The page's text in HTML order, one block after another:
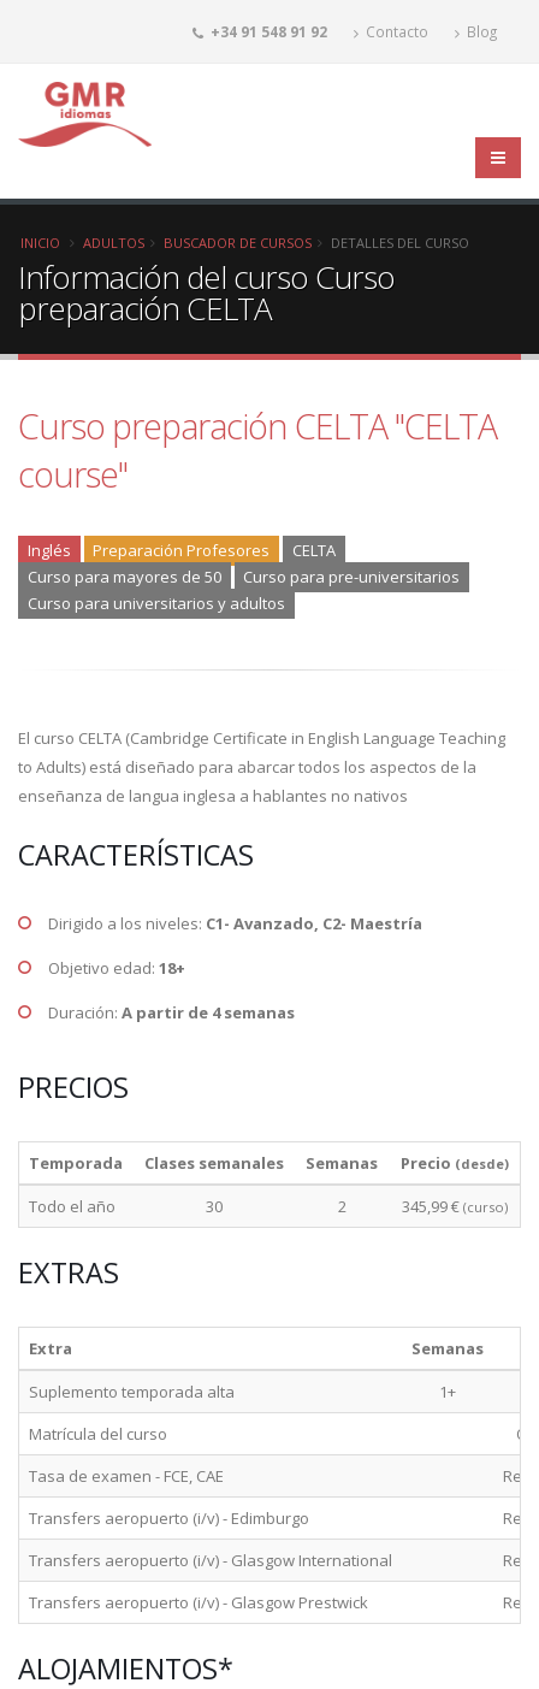
+34 91 548 91 92 Contacto Blog
INICIO ADULTOS BUSCADOR DE CURSOS DETALLES DEL CURSO
Información del curso Curso
preparación CELTA
Curso preparación CELTA "CELTA
course"
Inglés Preparación Profesores
CELTA
Curso para mayores de 50
Curso para pre-universitarios
Curso para universitarios y adultos
El curso CELTA (Cambridge Certificate in English Language Teaching
to Adults) está diseñado para abarcar todos los aspectos de la
enseñanza de langua inglesa a hablantes no nativos
CARACTERÍSTICAS
Dirigido a los niveles: C1- Avanzado, C2- Maestría
Objetivo edad: 18+
Duración: A partir de 4 semanas
PRECIOS
Temporada Clases semanales Semanas Precio (desde)
Todo el año 30 2 345,99 € (curso)
EXTRAS
Extra Semanas
Suplemento temporada alta
1+
Matrícula del curso
Tasa de examen - FCE, CAE
Transfers aeropuerto (i/v) - Edimburgo
Transfers aeropuerto (i/v) - Glasgow International
Transfers aeropuerto (i/v) - Glasgow Prestwick
ALOJAMIENTOS*